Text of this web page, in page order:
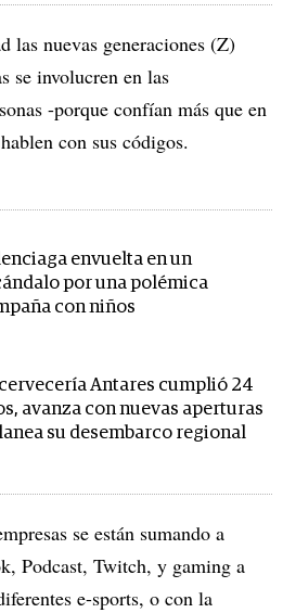
las nuevas generaciones (Z)
se involucren en las
-porque confían más que en
con sus códigos.
envuelta en un
por una polémica
con niños
Antares cumplió 24
avanza con nuevas aperturas
su desembarco regional
se están sumando a
Podcast, Twitch, y gaming a
e-sports, o con la